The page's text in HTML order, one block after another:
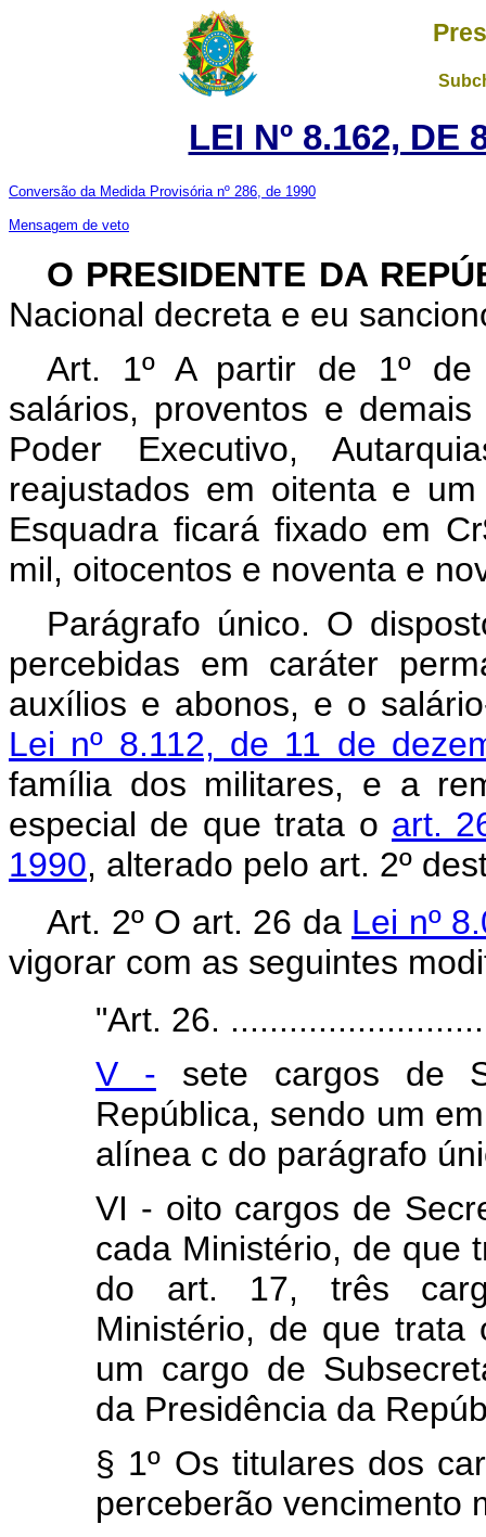
LEI Nº 8.162, DE
Conversão da Medida Provisória nº 286, de 1990
Mensagem de veto
O PRESIDENTE DA
Nacional decreta e eu
Art. 1º A partir de 1º de
salários, proventos e
Poder Executivo,
reajustados em oitenta e
Esquadra ficará fixado em
mil, oitocentos e noventa e
Parágrafo único. O
percebidas em caráter
auxílios e abonos, e o
Lei nº 8.112, de 11 de
família dos militares, e a
especial de que trata o art.
1990, alterado pelo art. 2º
Art. 2º O art. 26 da Lei nº
vigorar com as seguintes
"Art. 26.
V - sete cargos de
República, sendo um
alínea c do parágrafo
VI - oito cargos de
cada Ministério, de que
do art. 17, três
Ministério, de que
um cargo de
da Presidência da
§ 1º Os titulares dos
perceberão vencimento